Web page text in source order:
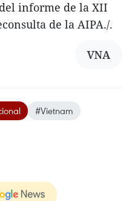
informe de la XII
de la AIPA./.
VNA
#Vietnam